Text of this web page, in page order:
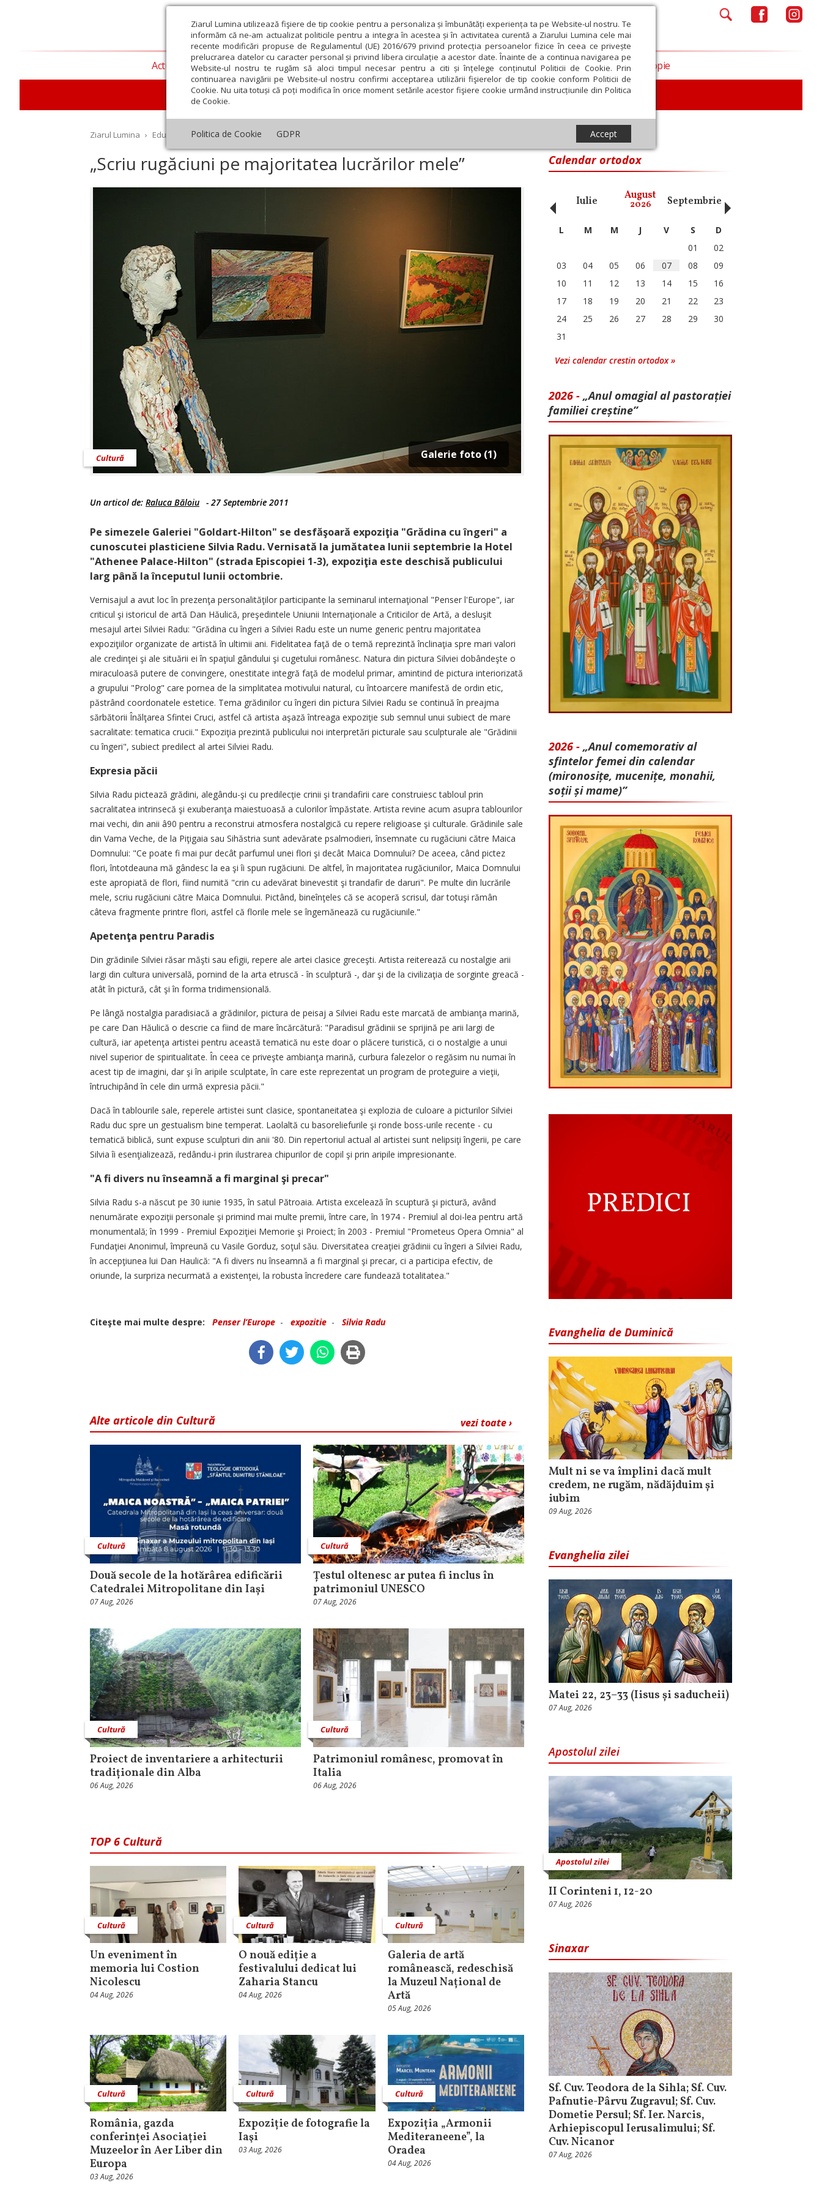
Ziarul Lumina utilizează fişiere de tip cookie pentru a personaliza și îmbunătăți experiența ta pe Website-ul nostru. Te
informăm că ne-am actualizat politicile pentru a integra în acestea și în activitatea curentă a Ziarului Lumina cele mai
recente modificări propuse de Regulamentul (UE) 2016/679 privind protecția persoanelor fizice în ceea ce privește
prelucrarea datelor cu caracter personal și privind libera circulație a acestor date. Înainte de a continua navigarea pe
Website-ul nostru te rugăm să aloci timpul necesar pentru a citi și înțelege conținutul Politicii de Cookie. Prin
continuarea navigării pe Website-ul nostru confirmi acceptarea utilizării fişierelor de tip cookie conform Politicii de
Cookie. Nu uita totuși că poți modifica în orice moment setările acestor fişiere cookie urmând instrucțiunile din Politica
de Cookie.
Politica de Cookie GDPR Accept
Actualitate religioasă Teologie și spiritualitate Educaţie și Cultură
Educaţie Lumina literară şi artistică Cultură Interviu
Societate Opinii Filantropie
Ziarul Lumina › Educaţie și Cultură › Cultură „Scriu rugăciuni pe majoritatea lucrărilor mele”
„Scriu rugăciuni pe majoritatea lucrărilor mele”
Galerie foto (1)
Cultură
Un articol de: Raluca Băloiu - 27 Septembrie 2011
Pe simezele Galeriei "Goldart-Hilton" se desfăşoară expoziţia "Grădina cu îngeri" a
cunoscutei plasticiene Silvia Radu. Vernisată la jumătatea lunii septembrie la Hotel
"Athenee Palace-Hilton" (strada Episcopiei 1-3), expoziţia este deschisă publicului
larg până la începutul lunii octombrie.
Vernisajul a avut loc în prezenţa personalităţilor participante la seminarul internaţional "Penser l'Europe", iar
criticul şi istoricul de artă Dan Hăulică, preşedintele Uniunii Internaţionale a Criticilor de Artă, a desluşit
mesajul artei Silviei Radu: "Grădina cu îngeri a Silviei Radu este un nume generic pentru majoritatea
expoziţiilor organizate de artistă în ultimii ani. Fidelitatea faţă de o temă reprezintă înclinaţia spre mari valori
ale credinţei şi ale situării ei în spaţiul gândului şi cugetului românesc. Natura din pictura Silviei dobândeşte o
miraculoasă putere de convingere, onestitate integră faţă de modelul primar, amintind de pictura interiorizată
a grupului "Prolog" care pornea de la simplitatea motivului natural, cu întoarcere manifestă de ordin etic,
păstrând coordonatele estetice. Tema grădinilor cu îngeri din pictura Silviei Radu se continuă în preajma
sărbătorii Înălţarea Sfintei Cruci, astfel că artista aşază întreaga expoziţie sub semnul unui subiect de mare
sacralitate: tematica crucii." Expoziţia prezintă publicului noi interpretări picturale sau sculpturale ale "Grădinii
cu îngeri", subiect predilect al artei Silviei Radu.
Expresia păcii
Silvia Radu pictează grădini, alegându-şi cu predilecţie crinii şi trandafirii care construiesc tabloul prin
sacralitatea intrinsecă şi exuberanţa maiestuoasă a culorilor împăstate. Artista revine acum asupra tablourilor
mai vechi, din anii â90 pentru a reconstrui atmosfera nostalgică cu repere religioase şi culturale. Grădinile sale
din Vama Veche, de la Piţigaia sau Sihăstria sunt adevărate psalmodieri, însemnate cu rugăciuni către Maica
Domnului: "Ce poate fi mai pur decât parfumul unei flori şi decât Maica Domnului? De aceea, când pictez
flori, întotdeauna mă gândesc la ea şi îi spun rugăciuni. De altfel, în majoritatea rugăciunilor, Maica Domnului
este apropiată de flori, fiind numită "crin cu adevărat binevestit şi trandafir de daruri". Pe multe din lucrările
mele, scriu rugăciuni către Maica Domnului. Pictând, bineînţeles că se acoperă scrisul, dar totuşi rămân
câteva fragmente printre flori, astfel că florile mele se îngemănează cu rugăciunile."
Apetenţa pentru Paradis
Din grădinile Silviei răsar măşti sau efigii, repere ale artei clasice greceşti. Artista reiterează cu nostalgie arii
largi din cultura universală, pornind de la arta etruscă - în sculptură -, dar şi de la civilizaţia de sorginte greacă -
atât în pictură, cât şi în forma tridimensională.
Pe lângă nostalgia paradisiacă a grădinilor, pictura de peisaj a Silviei Radu este marcată de ambianţa marină,
pe care Dan Hăulică o descrie ca fiind de mare încărcătură: "Paradisul grădinii se sprijină pe arii largi de
cultură, iar apetenţa artistei pentru această tematică nu este doar o plăcere turistică, ci o nostalgie a unui
nivel superior de spiritualitate. În ceea ce priveşte ambianţa marină, curbura falezelor o regăsim nu numai în
acest tip de imagini, dar şi în aripile sculptate, în care este reprezentat un program de proteguire a vieţii,
întruchipând în cele din urmă expresia păcii."
Dacă în tablourile sale, reperele artistei sunt clasice, spontaneitatea şi explozia de culoare a picturilor Silviei
Radu duc spre un gestualism bine temperat. Laolaltă cu basoreliefurile şi ronde boss-urile recente - cu
tematică biblică, sunt expuse sculpturi din anii '80. Din repertoriul actual al artistei sunt nelipsiţi îngerii, pe care
Silvia îi esenţializează, redându-i prin ilustrarea chipurilor de copil şi prin aripile impresionante.
"A fi divers nu înseamnă a fi marginal şi precar"
Silvia Radu s-a născut pe 30 iunie 1935, în satul Pătroaia. Artista excelează în scuptură şi pictură, având
nenumărate expoziţii personale şi primind mai multe premii, între care, în 1974 - Premiul al doi-lea pentru artă
monumentală; în 1999 - Premiul Expoziţiei Memorie şi Proiect; în 2003 - Premiul "Prometeus Opera Omnia" al
Fundaţiei Anonimul, împreună cu Vasile Gorduz, soţul său. Diversitatea creaţiei grădinii cu îngeri a Silviei Radu,
în accepţiunea lui Dan Haulică: "A fi divers nu înseamnă a fi marginal şi precar, ci a participa efectiv, de
oriunde, la surpriza necurmată a existenţei, la robusta încredere care fundează totalitatea."
Citeşte mai multe despre: Penser l’Europe - expozitie - Silvia Radu
vezi toate ›
Alte articole din Cultură
Cultură
Două secole de la hotărârea edificării
Catedralei Mitropolitane din Iași
07 Aug, 2026
Cultură
Țestul oltenesc ar putea fi inclus în
patrimoniul UNESCO
07 Aug, 2026
Cultură
Proiect de inventariere a arhitecturii
tradiționale din Alba
06 Aug, 2026
Cultură
Patrimoniul românesc, promovat în
Italia
06 Aug, 2026
TOP 6 Cultură
Cultură
Un eveniment în
memoria lui Costion
Nicolescu
04 Aug, 2026
Cultură
O nouă ediție a
festivalului dedicat lui
Zaharia Stancu
04 Aug, 2026
Cultură
Galeria de artă
românească, redeschisă
la Muzeul Național de
Artă
05 Aug, 2026
Cultură
România, gazda
conferinței Asociației
Muzeelor în Aer Liber din
Europa
03 Aug, 2026
Cultură
Expoziție de fotografie la
Iaşi
03 Aug, 2026
Cultură
Expoziția „Armonii
Mediteraneene”, la
Oradea
04 Aug, 2026
Calendar ortodox
Iulie August
2026 Septembrie Octombrie
‹ L M M J V S
D
01
02
03
04 05 06 07 08
09
10
11 12 13 14 15
16
17
18 19 20 21 22
23
24
25 26 27 28 29
30
31
Vezi calendar crestin ortodox »
2026 - „Anul omagial al pastorației
familiei creștine”
2026 - „Anul comemorativ al
sfintelor femei din calendar
(mironosițe, mu­cenițe, monahii,
soții și mame)”
Evanghelia de Duminică
Mult ni se va împlini dacă mult
credem, ne rugăm, nădăjduim și
iubim
09 Aug, 2026
Evanghelia zilei
Matei 22, 23–33 (Iisus și saducheii)
07 Aug, 2026
Apostolul zilei
Apostolul zilei
II Corinteni 1, 12-20
07 Aug, 2026
Sinaxar
Sf. Cuv. Teodora de la Sihla; Sf. Cuv.
Pafnutie-Pârvu Zugravul; Sf. Cuv.
Dometie Persul; Sf. Ier. Narcis,
Arhiepiscopul Ierusalimului; Sf.
Cuv. Nicanor
07 Aug, 2026